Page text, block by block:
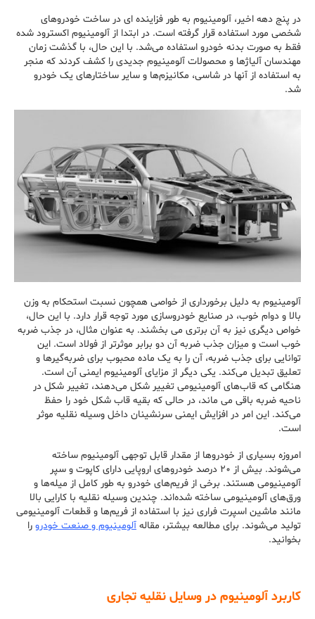
در پنج دهه اخیر، آلومینیوم به طور فزاینده ای در ساخت خودروهای
شخصی مورد استفاده قرار گرفته است. در ابتدا از آلومینیوم اکسترود شده
فقط به صورت بدنه خودرو استفاده می‌شد. با این حال، با گذشت زمان
مهندسان آلیاژها و محصولات آلومینیوم جدیدی را کشف کردند که منجر
به استفاده از آنها در شاسی، مکانیزم‌ها و سایر ساختار‌های یک خودرو
شد.
آلومینیوم به دلیل برخورداری از خواصی همچون نسبت استحکام به وزن
بالا و دوام خوب، در صنایع خودروسازی مورد توجه قرار دارد. با این حال،
خواص دیگری نیز به آن برتری می بخشند. به عنوان مثال، در جذب ضربه
خوب است و میزان جذب ضربه آن دو برابر موثرتر از فولاد است. این
توانایی برای جذب ضربه، آن را به یک ماده محبوب برای ضربه‌گیرها و
تعلیق تبدیل می‌کند. یکی دیگر از مزایای آلومینیوم ایمنی آن است.
هنگامی که قاب‌های آلومینیومی تغییر شکل می‌دهند، تغییر شکل در
ناحیه ضربه باقی می ماند، در حالی که بقیه قاب شکل خود را حفظ
می‌کند. این امر در افزایش ایمنی سرنشینان داخل وسیله نقلیه موثر
است.
امروزه بسیاری از خودروها از مقدار قابل توجهی آلومینیوم ساخته
می‌شوند. بیش از ۲۰ درصد خودروهای اروپایی دارای کاپوت و سپر
آلومینیومی هستند. برخی از فریم‌های خودرو به طور کامل از میله‌ها و
ورق‌های آلومینیومی ساخته شده‌اند. چندین وسیله نقلیه با کارایی بالا
مانند ماشین اسپرت فراری نیز با استفاده از فریم‌ها و قطعات آلومینیومی
تولید می‌شوند. برای مطالعه بیشتر، مقاله آلومینیوم و صنعت خودرو را
بخوانید.
کاربرد آلومینیوم در وسایل نقلیه تجاری